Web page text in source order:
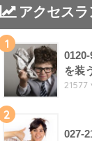
アクセス
1
を装
21577
2
027-